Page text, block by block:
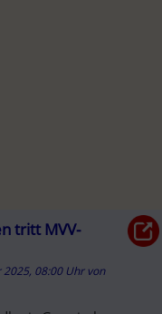
tritt MVV-
2025, 08:00 Uhr von